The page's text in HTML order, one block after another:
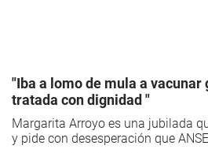
"Iba a lomo de mula a vacunar
tratada con dignidad "
Margarita Arroyo es una jubilada
y pide con desesperación que